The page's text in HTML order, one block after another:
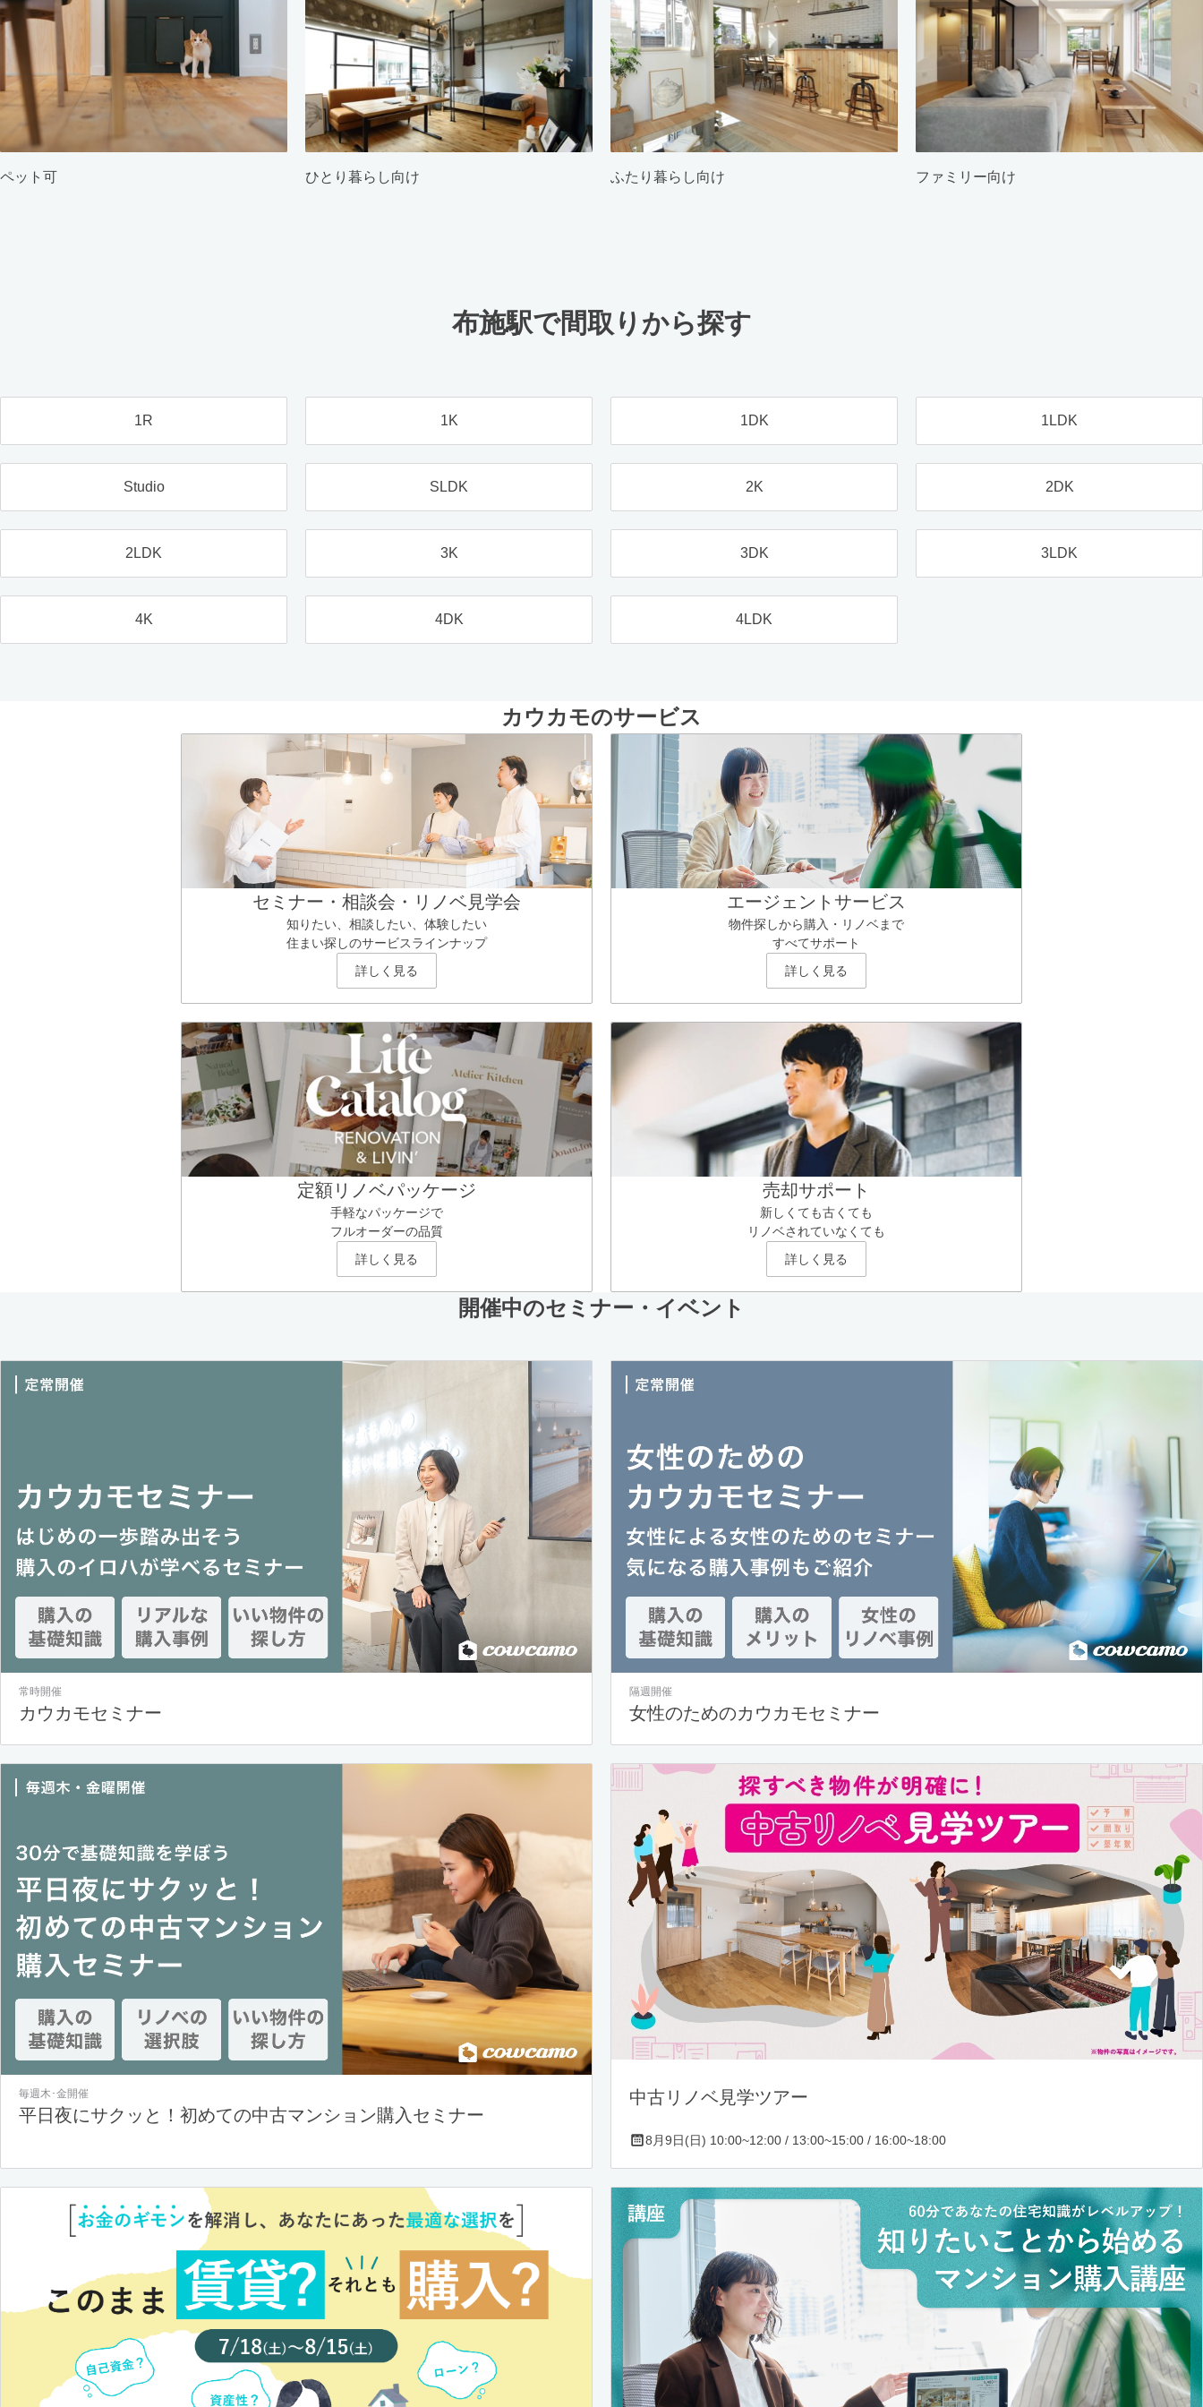
ペット可 ひとり暮らし向け ふたり暮らし向け ファミリー向け
布施駅で間取りから探す
1R 1K 1DK 1LDK
Studio SLDK 2K 2DK
2LDK 3K 3DK 3LDK
4K 4DK 4LDK
カウカモのサービス
セミナー・相談会・リノベ見学会
知りたい、相談したい、体験したい
住まい探しのサービスラインナップ
詳しく見る
エージェントサービス
物件探しから購入・リノベまで
すべてサポート
詳しく見る
定額リノベパッケージ
手軽なパッケージで
フルオーダーの品質
詳しく見る
売却サポート
新しくても古くても
リノベされていなくても
詳しく見る
開催中のセミナー・イベント
常時開催
カウカモセミナー
隔週開催
女性のためのカウカモセミナー
毎週木･金開催
平日夜にサクッと！初めての中古マンション購入セミナー
中古リノベ見学ツアー
8月9日(日) 10:00~12:00 / 13:00~15:00 / 16:00~18:00